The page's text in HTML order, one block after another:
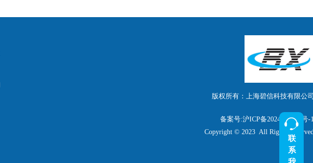
联
系
版权所有：上海碧信科技有限公
备案号:沪ICP备2024057144号-
Copyright © 2023  All Rights